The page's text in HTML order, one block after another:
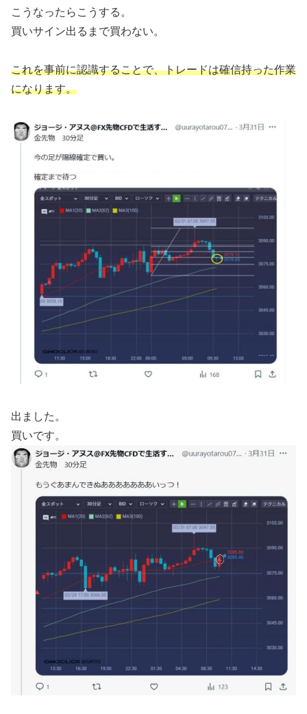
こうなったらこうする。
買いサイン出るまで買わない。
これを事前に認識することで、トレードは確信持った作業
になります。
出ました。
買いです。